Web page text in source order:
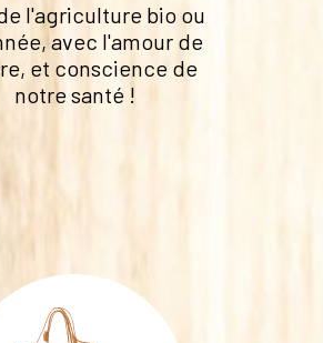
l'agriculture bio ou
avec l'amour de
et conscience de
notre santé !